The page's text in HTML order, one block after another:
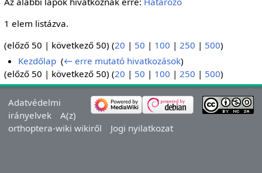
1 elem listázva.
(előző 50 | következő 50) (20 | 50 | 100 | 250 | 500)
Kezdőlap ‎(← erre mutató hivatkozások)
(előző 50 | következő 50) (20 | 50 | 100 | 250 | 500)
Adatvédelmi
irányelvek
A(z)
orthoptera-wiki wikiről
Jogi nyilatkozat